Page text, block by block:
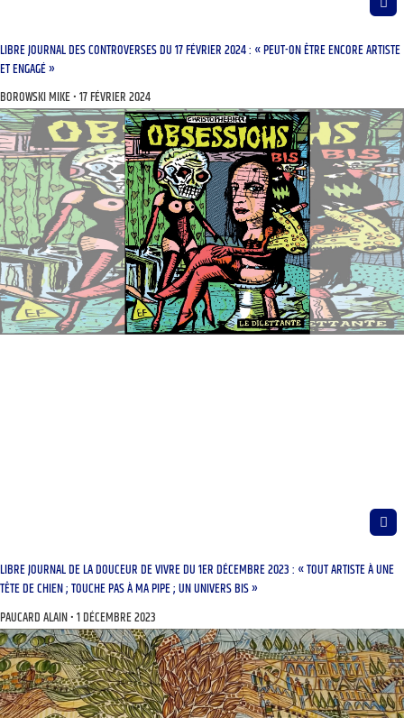
LIBRE JOURNAL DES CONTROVERSES DU 17 FÉVRIER 2024 : « PEUT-ON ÊTRE ENCORE ARTISTE
ET ENGAGÉ »
BOROWSKI MIKE 17 FÉVRIER 2024
LIBRE JOURNAL DE LA DOUCEUR DE VIVRE DU 1ER DÉCEMBRE 2023 : « TOUT ARTISTE À UNE
TÊTE DE CHIEN ; TOUCHE PAS À MA PIPE ; UN UNIVERS BIS »
PAUCARD ALAIN 1 DÉCEMBRE 2023